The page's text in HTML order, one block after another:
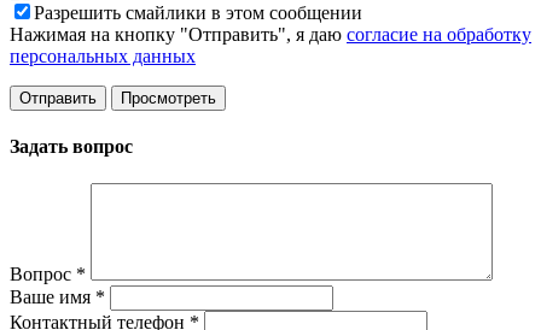
Разрешить смайлики в этом сообщении
Нажимая на кнопку "Отправить", я даю согласие на обработку
персональных данных
Задать вопрос
Вопрос *
Ваше имя *
Контактный телефон *